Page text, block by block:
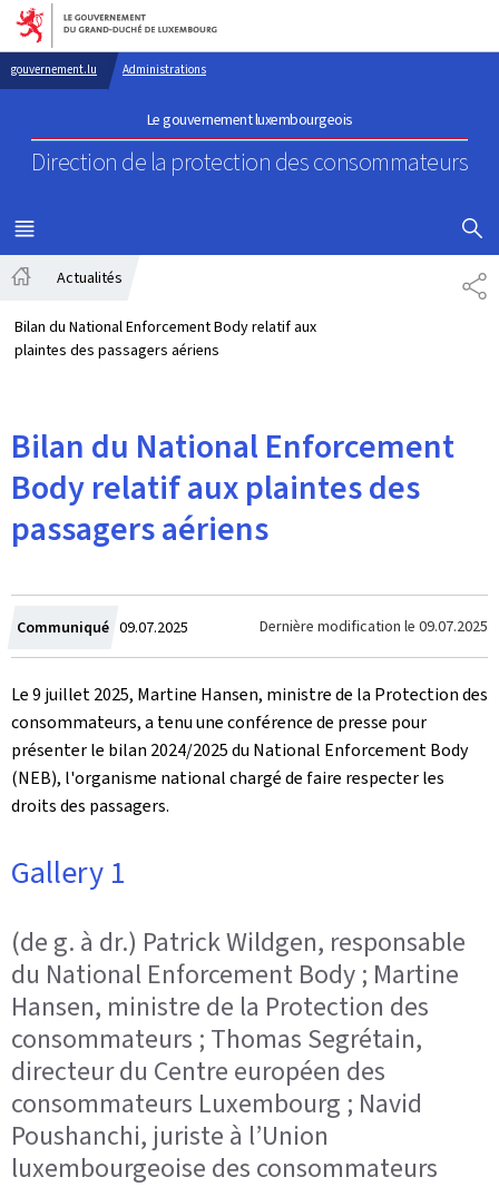
Aller au menu principal
Aller au contenu
gouvernement.lu Administrations
Le gouvernement luxembourgeois
Direction de la protection des consommateurs
MENU
PRINCIPAL
Actualités
Bilan du National Enforcement Body relatif aux
plaintes des passagers aériens
Bilan du National Enforcement
Body relatif aux plaintes des
passagers aériens
Communiqué Crée
le
09.07.2025 Dernière modification le 09.07.2025
Le 9 juillet 2025, Martine Hansen, ministre de la Protection des
consommateurs, a tenu une conférence de presse pour
présenter le bilan 2024/2025 du National Enforcement Body
(NEB), l'organisme national chargé de faire respecter les
droits des passagers.
Gallery 1
(de g. à dr.) Patrick Wildgen, responsable
du National Enforcement Body ; Martine
Hansen, ministre de la Protection des
consommateurs ; Thomas Segrétain,
directeur du Centre européen des
consommateurs Luxembourg ; Navid
Poushanchi, juriste à l’Union
luxembourgeoise des consommateurs